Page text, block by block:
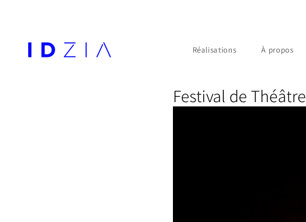
Réalisations À propos
Festival de